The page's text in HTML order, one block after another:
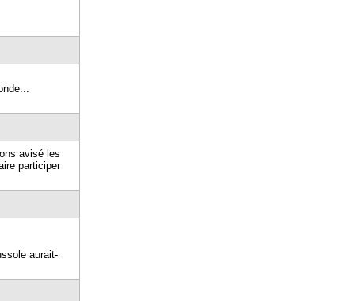
avisé les
participer
aurait-